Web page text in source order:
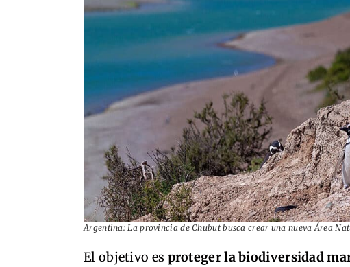
Argentina: La provincia de Chubut busca crear una nueva Área
El objetivo es proteger la biodiversidad